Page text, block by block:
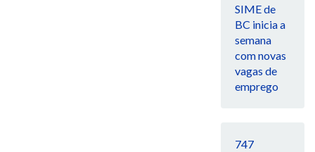
SIME de
BC inicia a
semana
com novas
vagas de
emprego
747